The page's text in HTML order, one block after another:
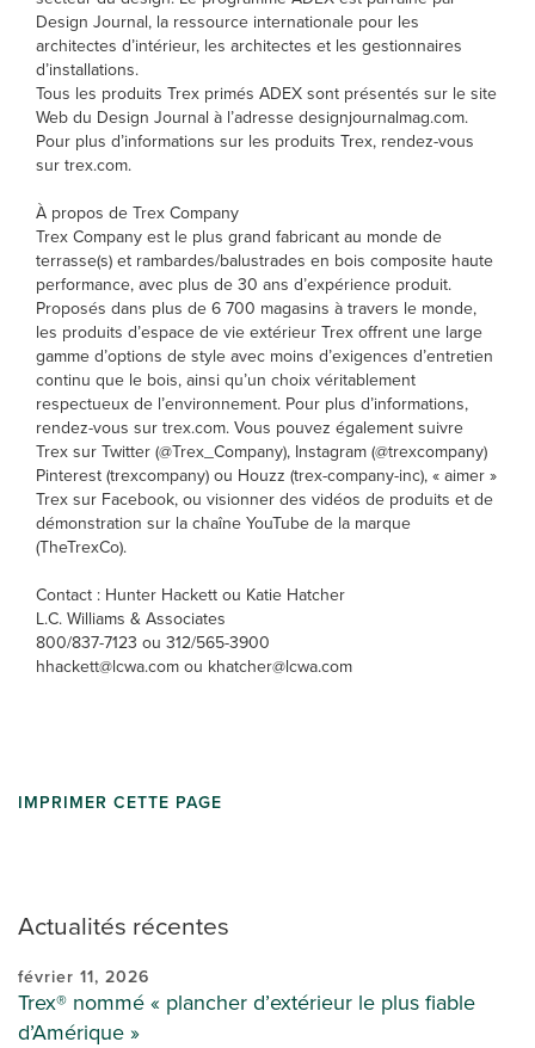
Actualités récentes
février 11, 2026
Trex® nommé « plancher d’extérieur le plus fiable
d’Amérique »
Design Journal, la ressource internationale pour les
architectes d’intérieur, les architectes et les gestionnaires
d’installations.
Tous les produits Trex primés ADEX sont présentés sur le site
Web du Design Journal à l’adresse designjournalmag.com.
Pour plus d’informations sur les produits Trex, rendez-vous
sur trex.com.
À propos de Trex Company
Trex Company est le plus grand fabricant au monde de
terrasse(s) et rambardes/balustrades en bois composite haute
performance, avec plus de 30 ans d’expérience produit.
Proposés dans plus de 6 700 magasins à travers le monde,
les produits d’espace de vie extérieur Trex offrent une large
gamme d’options de style avec moins d’exigences d’entretien
continu que le bois, ainsi qu’un choix véritablement
respectueux de l’environnement. Pour plus d’informations,
rendez-vous sur trex.com. Vous pouvez également suivre
Trex sur Twitter (@Trex_Company), Instagram (@trexcompany)
Pinterest (trexcompany) ou Houzz (trex-company-inc), « aimer »
Trex sur Facebook, ou visionner des vidéos de produits et de
démonstration sur la chaîne YouTube de la marque
(TheTrexCo).
Contact : Hunter Hackett ou Katie Hatcher
L.C. Williams & Associates
800/837-7123 ou 312/565-3900
hhackett@lcwa.com ou khatcher@lcwa.com
IMPRIMER CETTE PAGE